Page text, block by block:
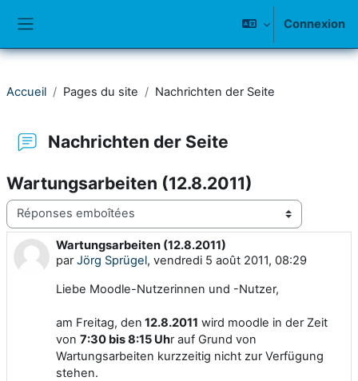
Connexion
Accueil Pages du site Nachrichten der Seite
Nachrichten der Seite
Wartungsarbeiten (12.8.2011)
Type d’affichage
Wartungsarbeiten (12.8.2011)
parJörg Sprügel, vendredi 5 août 2011, 08:29
Nombre de réponses : 0
Liebe Moodle-Nutzerinnen und -Nutzer,
am Freitag, den 12.8.2011 wird moodle in der Zeit
von 7:30 bis 8:15 Uhr auf Grund von
Wartungsarbeiten kurzzeitig nicht zur Verfügung
stehen.